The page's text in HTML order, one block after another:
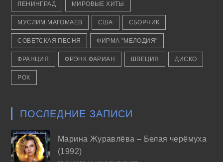
ЛЕНИНГРАД МИРОВЫЕ ХИТЫ
МУСЛИМ МАГОМАЕВ США СБОРНИК
СОВЕТСКАЯ ПЕСНЯ ФИРМА "МЕЛОДИЯ"
ФРАНЦИЯ ФРЭНК ФАРИАН ШВЕЦИЯ ДИСКО
РОК
ПОСЛЕДНИЕ ЗАПИСИ
Марина Журавлёва – Белая черёмуха
(1992)